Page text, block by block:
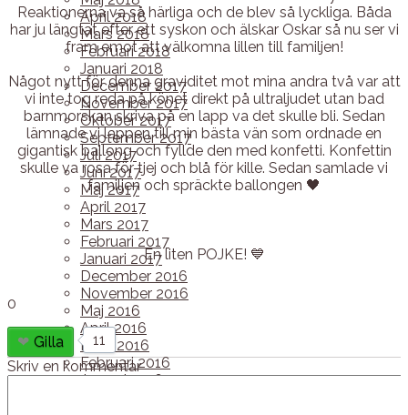
April 2018
Mars 2018
Februari 2018
Januari 2018
December 2017
November 2017
Oktober 2017
September 2017
Juli 2017
Juni 2017
Maj 2017
April 2017
Mars 2017
Februari 2017
Januari 2017
December 2016
November 2016
Maj 2016
April 2016
Mars 2016
Februari 2016
Januari 2016
Reaktionerna va så härliga och de blev så lyckliga. Båda
har ju längtat efter ett syskon och älskar Oskar så nu ser vi
fram emot att välkomna lillen till familjen!
Något nytt för denna graviditet mot mina andra två var att
vi inte tog reda på könet direkt på ultraljudet utan bad
barnmorskan skriva på en lapp va det skulle bli. Sedan
lämnade vi lappen till min bästa vän som ordnade en
gigantisk ballong och fyllde den med konfetti. Konfettin
skulle va rosa för tjej och blå för kille. Sedan samlade vi
familjen och spräckte ballongen 🖤
En liten POJKE! 💙
0
11
Gilla
Skriv en kommentar